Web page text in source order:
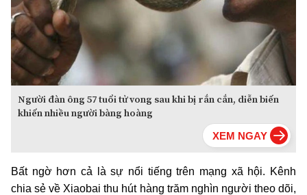
Người đàn ông 57 tuổi tử vong sau khi bị rắn cắn, diễn biến
khiến nhiều người bàng hoàng
Bất ngờ hơn cả là sự nổi tiếng trên mạng xã hội. Kênh
chia sẻ về Xiaobai thu hút hàng trăm nghìn người theo dõi,